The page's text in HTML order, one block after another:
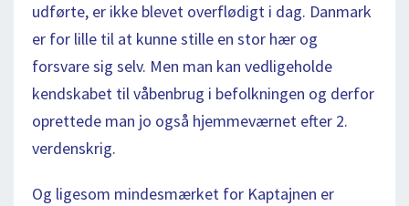
udførte, er ikke blevet overflødigt i dag. Danmark
er for lille til at kunne stille en stor hær og
forsvare sig selv. Men man kan vedligeholde
kendskabet til våbenbrug i befolkningen og derfor
oprettede man jo også hjemmeværnet efter 2.
verdenskrig.
Og ligesom mindesmærket for Kaptajnen er